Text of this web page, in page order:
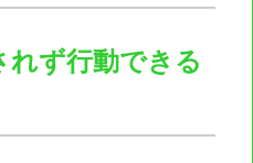
れず行動できる